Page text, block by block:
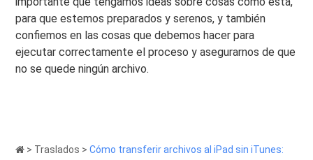
para que estemos preparados y serenos, y también
confiemos en las cosas que debemos hacer para
ejecutar correctamente el proceso y asegurarnos de que
no se quede ningún archivo.
> Traslados >Cómo transferir archivos al iPad sin iTunes: